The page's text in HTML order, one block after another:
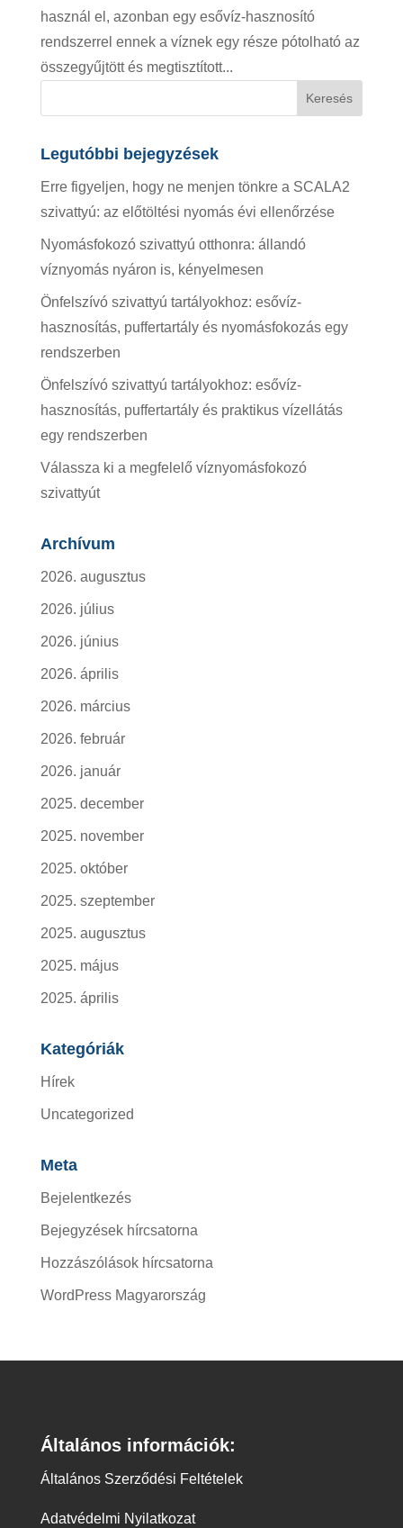
használ el, azonban egy esővíz-hasznosító
rendszerrel ennek a víznek egy része pótolható az
összegyűjtött és megtisztított...
Legutóbbi bejegyzések
Erre figyeljen, hogy ne menjen tönkre a SCALA2
szivattyú: az előtöltési nyomás évi ellenőrzése
Nyomásfokozó szivattyú otthonra: állandó
víznyomás nyáron is, kényelmesen
Önfelszívó szivattyú tartályokhoz: esővíz-
hasznosítás, puffertartály és nyomásfokozás egy
rendszerben
Önfelszívó szivattyú tartályokhoz: esővíz-
hasznosítás, puffertartály és praktikus vízellátás
egy rendszerben
Válassza ki a megfelelő víznyomásfokozó
szivattyút
Archívum
2026. augusztus
2026. július
2026. június
2026. április
2026. március
2026. február
2026. január
2025. december
2025. november
2025. október
2025. szeptember
2025. augusztus
2025. május
2025. április
Kategóriák
Hírek
Uncategorized
Meta
Bejelentkezés
Bejegyzések hírcsatorna
Hozzászólások hírcsatorna
WordPress Magyarország
Általános információk:
Általános Szerződési Feltételek
Adatvédelmi Nyilatkozat